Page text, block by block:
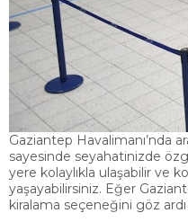
Gaziantep Havalimanı’nda
sayesinde seyahatinizde
yere kolaylıkla ulaşabilir ve
yaşayabilirsiniz. Eğer
kiralama seçeneğini göz